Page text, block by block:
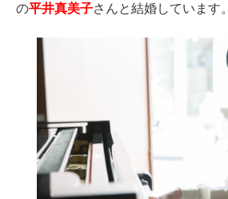
の平井真美子さんと結婚しています。